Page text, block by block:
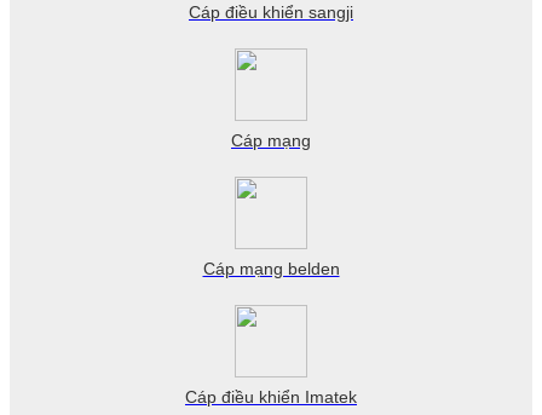
Cáp điều khiển sangji
Cáp mạng
Cáp mạng belden
Cáp điều khiển Imatek